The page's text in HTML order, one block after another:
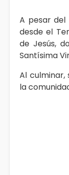
A pesar del
desde el
de Jesús,
Santísima
Al culminar,
la